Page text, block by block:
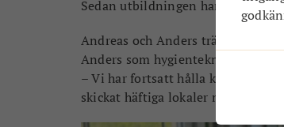
Sedan utbildningen har Andreas
Andreas och Anders träffade på
Anders som hygientekniker.
– Vi har fortsatt hålla kontakten
skickat häftiga lokaler mellan